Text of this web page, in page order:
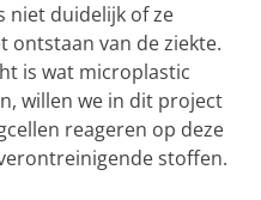
niet duidelijk of ze
ontstaan van de ziekte.
is wat microplastic
willen we in dit project
reageren op deze
stoffen.